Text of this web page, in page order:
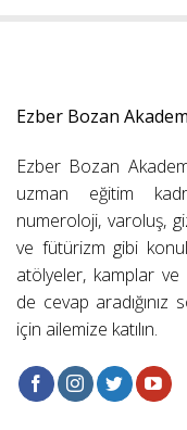
Ezber Bozan
Ezber Bozan
uzman eğitim
numeroloji, varoluş,
ve fütürizm gibi
atölyeler, kamplar ve
de cevap
için ailemize katılın.